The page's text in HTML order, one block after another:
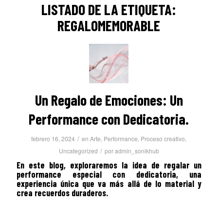
LISTADO DE LA ETIQUETA:
REGALOMEMORABLE
Un Regalo de Emociones: Un
Performance con Dedicatoria.
febrero 16, 2024 / enArte, Performance, Proceso creativo,
Uncategorized / poradmin_sonikhub
En este blog, exploraremos la idea de regalar un
performance especial con dedicatoria, una
experiencia única que va más allá de lo material y
crea recuerdos duraderos.